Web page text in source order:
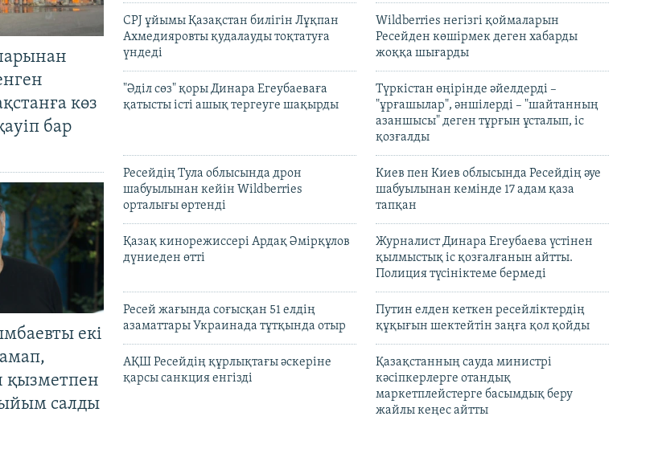
көз
бар
екі
қызметпен
салды
CPJ ұйымы Қазақстан билігін Лұқпан
Ахмедияровты қудалауды тоқтатуға
үндеді
Wildberries негізгі қоймаларын
Ресейден көшірмек деген хабарды
жоққа шығарды
"Әділ сөз" қоры Динара Егеубаеваға
қатысты істі ашық тергеуге шақырды
Түркістан өңірінде әйелдерді –
"ұрғашылар", әншілерді – "шайтанның
азаншысы" деген тұрғын ұсталып, іс
қозғалды
Ресейдің Тула облысында дрон
шабуылынан кейін Wildberries
орталығы өртенді
Киев пен Киев облысында Ресейдің әуе
шабуылынан кемінде 17 адам қаза
тапқан
Қазақ кинорежиссері Ардақ Әмірқұлов
дүниеден өтті
Журналист Динара Егеубаева үстінен
қылмыстық іс қозғалғанын айтты.
Полиция түсініктеме бермеді
Ресей жағында соғысқан 51 елдің
азаматтары Украинада тұтқында отыр
Путин елден кеткен ресейліктердің
құқығын шектейтін заңға қол қойды
АҚШ Ресейдің құрлықтағы әскеріне
қарсы санкция енгізді
Қазақстанның сауда министрі
кәсіпкерлерге отандық
маркетплейстерге басымдық беру
жайлы кеңес айтты